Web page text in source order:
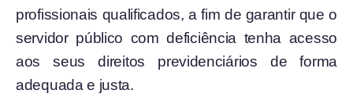
profissionais qualificados, a fim de garantir que o
servidor público com deficiência tenha acesso
aos seus direitos previdenciários de forma
adequada e justa.